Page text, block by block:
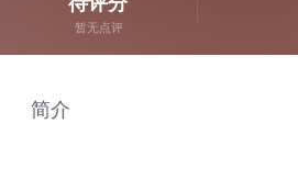
暂无点评
简介